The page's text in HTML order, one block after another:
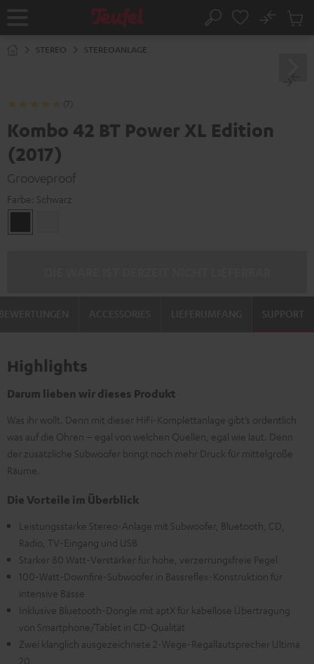
Startseite Suche
No
STEREO STEREOANLAGE
(7)
Kombo 42 BT Power XL Edition
(2017)
Grooveproof
Farbe: Schwarz
SUPPORT
Highlights
Darum lieben wir dieses Produkt
Was ihr wollt. Denn mit dieser HiFi-Komplettanlage gibt’s ordentlich
was auf die Ohren – egal von welchen Quellen, egal wie laut. Denn
der zusätzliche Subwoofer bringt noch mehr Druck für mittelgroße
Räume.
Die Vorteile im Überblick
Leistungsstarke Stereo-Anlage mit Subwoofer, Bluetooth, CD,
Radio, TV-Eingang und USB
Starker 80 Watt-Verstärker für hohe, verzerrungsfreie Pegel
100-Watt-Downfire-Subwoofer in Bassreflex-Konstruktion für
intensive Bässe
Inklusive Bluetooth-Dongle mit aptX für kabellose Übertragung
von Smartphone/Tablet in CD-Qualität
Zwei klanglich ausgezeichnete 2-Wege-Regallautsprecher Ultima
20